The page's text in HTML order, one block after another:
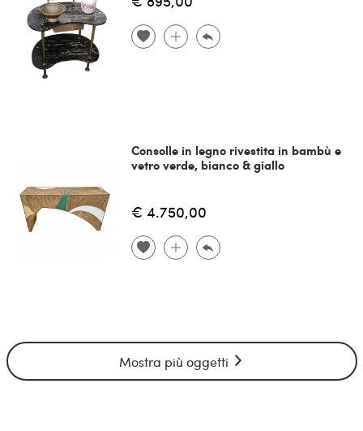
Consolle in legno rivestita in bambù e
vetro verde, bianco & giallo
€ 4.750,00
Mostra più oggetti